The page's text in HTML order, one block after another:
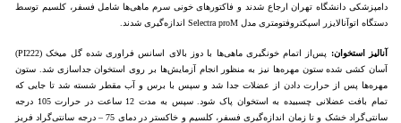
دامپزشکی دانشگاه تهران ارجاع شدند و فاکتورهای خونی سرم ماهی‌ها شامل فسفر، کلسیم توسط
دستگاه اتوآنالایزر اسپکتروفتومتری مدل Selectra proM اندازه‌گیری شدند.
آنالیز استخوان:
پس‌از اتمام خونگیری ماهی‌ها با دوز بالای اسانس فراوری شده گل میخک (PI222)
آسان کشی شده ستون مهره‌ها نیز به ‌منظور انجام آزمایش‌ها بر روی استخوان جداسازی شد. ستون
مهره‌ها پس از حرارت دادن از عضلات جدا شد و سپس با برس و آب مقطر شسته شد تا جایی که
تمام بافت عضلانی چسبیده به استخوان پاک شود. سپس به مدت 12 ساعت در حرارت 105 درجه
سانتی‌گراد خشک و تا زمان اندازه‌گیری فسفر، کلسیم و خاکستر در دمای 75 – درجه سانتی‌گراد فریز